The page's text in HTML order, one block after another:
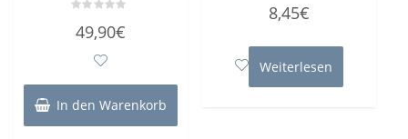
mit
49,90€
In den Warenkorb
mit
5
8,45€
Weiterlesen